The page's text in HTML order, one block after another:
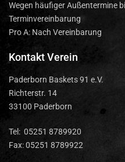
Wegen häufiger Außentermine
Terminvereinbarung
Pro A: Nach Vereinbarung
Kontakt Verein
Paderborn Baskets 91 e.V.
Richterstr. 14
33100 Paderborn
Tel: 05251 8789920
Fax: 05251 8789922